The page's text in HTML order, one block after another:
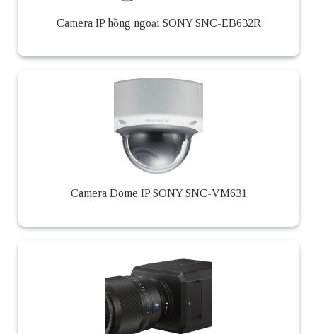
Camera IP hồng ngoại SONY SNC-EB632R
Camera Dome IP SONY SNC-VM631